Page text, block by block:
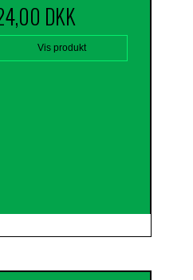
DKK
Vis produkt